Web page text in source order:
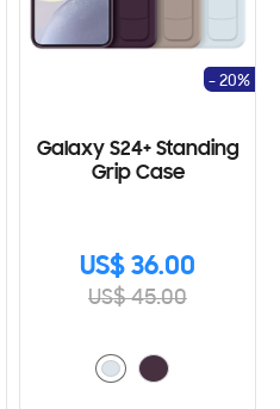
Galaxy S24+ Standing
Grip Case
US$ 36.00
US$ 45.00
- 20%